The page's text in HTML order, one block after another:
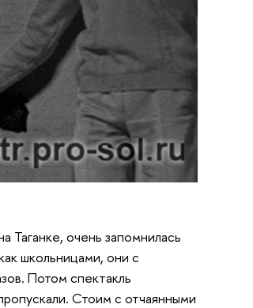
Таганке, очень запомнилась
школьницами, они с
Потом спектакль
Стоим с отчаянными